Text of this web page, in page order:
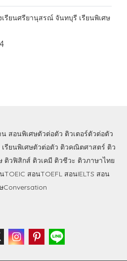
เรียนศรียานุสรณ์ จันทบุรี เรียนพิเศษ
น สอนพิเศษตัวต่อตัว ติวเตอร์ตัวต่อตัว
เรียนพิเศษตัวต่อตัว ติวคณิตศาสตร์ ติว
ติวฟิสิกส์ ติวเคมี ติวชีวะ ติวภาษาไทย
TOEIC สอนTOEFL สอนIELTS สอน
Conversation